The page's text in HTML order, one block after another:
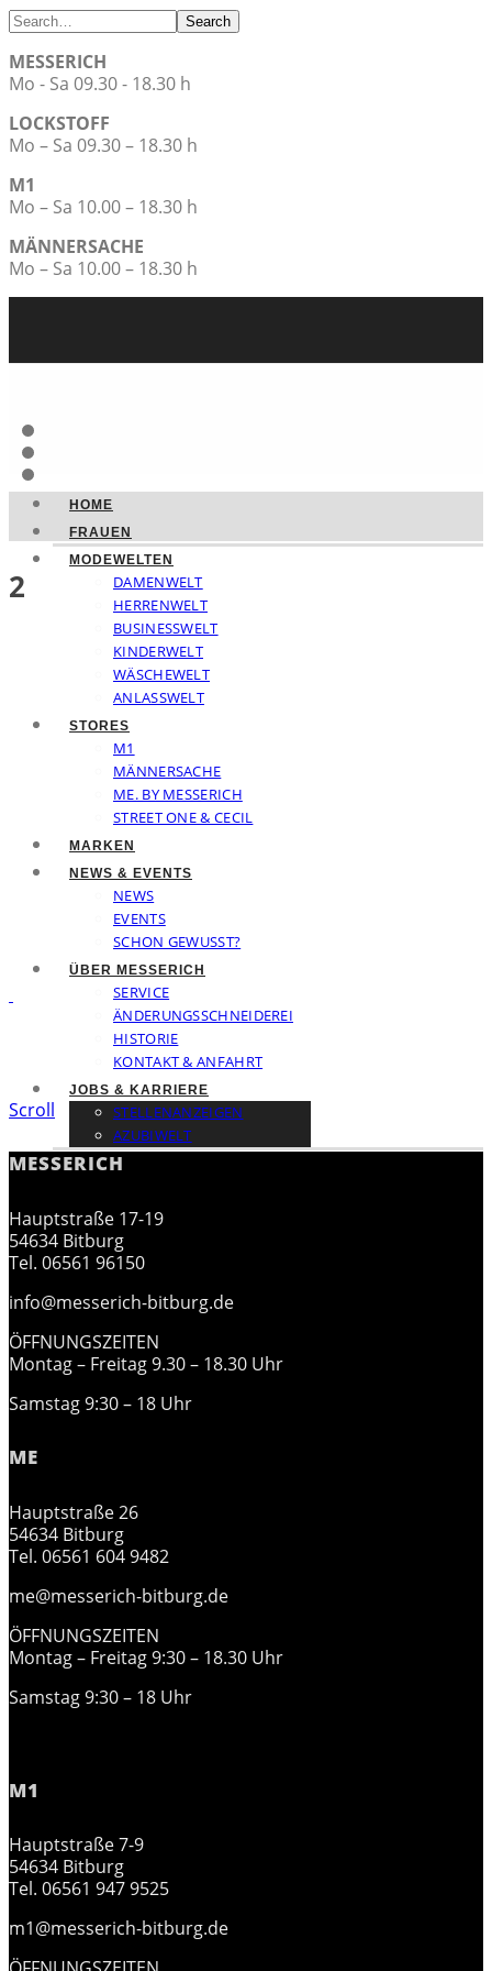
Search
MESSERICH
Mo - Sa 09.30 - 18.30 h
LOCKSTOFF
Mo – Sa 09.30 – 18.30 h
M1
Mo – Sa 10.00 – 18.30 h
MÄNNERSACHE
Mo – Sa 10.00 – 18.30 h
HOME
FRAUEN
MODEWELTEN
DAMENWELT
HERRENWELT
BUSINESSWELT
KINDERWELT
WÄSCHEWELT
ANLASSWELT
STORES
M1
MÄNNERSACHE
ME. BY MESSERICH
STREET ONE & CECIL
MARKEN
NEWS & EVENTS
NEWS
EVENTS
SCHON GEWUSST?
ÜBER MESSERICH
SERVICE
ÄNDERUNGSSCHNEIDEREI
HISTORIE
KONTAKT & ANFAHRT
JOBS & KARRIERE
STELLENANZEIGEN
AZUBIWELT
2
Scroll
MESSERICH
Hauptstraße 17-19
54634 Bitburg
Tel. 06561 96150
info@messerich-bitburg.de
ÖFFNUNGSZEITEN
Montag – Freitag 9.30 – 18.30 Uhr
Samstag 9:30 – 18 Uhr
ME
Hauptstraße 26
54634 Bitburg
Tel. 06561 604 9482
me@messerich-bitburg.de
ÖFFNUNGSZEITEN
Montag – Freitag 9:30 – 18.30 Uhr
Samstag 9:30 – 18 Uhr
M1
Hauptstraße 7-9
54634 Bitburg
Tel. 06561 947 9525
m1@messerich-bitburg.de